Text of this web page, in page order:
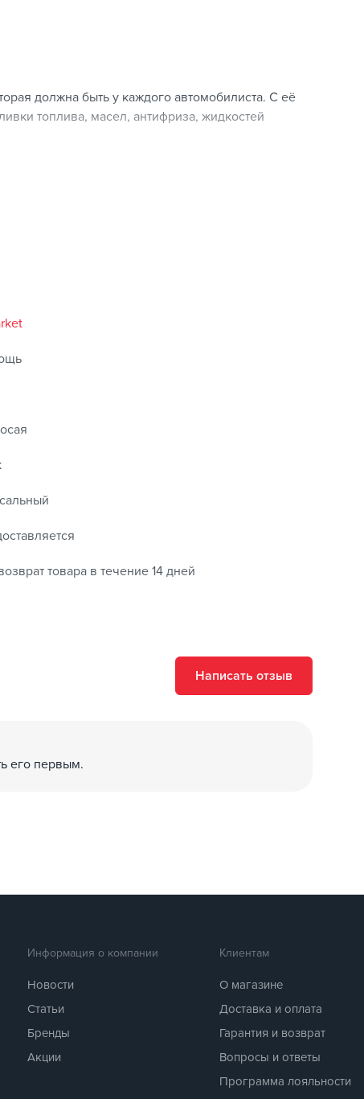
должна быть у каждого автомобилиста. С её
топлива, масел, антифриза, жидкостей
товара в течение 14 дней
Написать отзыв
его первым.
Информация о компании
Новости
Статьи
Бренды
Акции
Клиентам
О магазине
Доставка и оплата
Гарантия и возврат
Вопросы и ответы
Программа лояльности